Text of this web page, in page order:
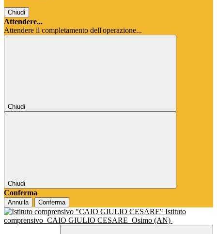
Chiudi
Attendere...
Attendere il completamento dell'operazione...
Chiudi
Chiudi
Conferma
Annulla Conferma
Istituto
comprensivo CAIO GIULIO CESARE Osimo (AN)